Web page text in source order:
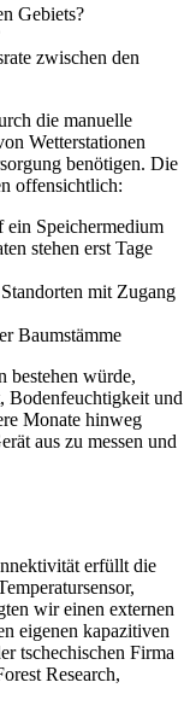
Gebiets?
zwischen den
die manuelle
Wetterstationen
benötigen. Die
offensichtlich:
ein Speichermedium
stehen erst Tage
mit Zugang
Baumstämme
bestehen würde,
Bodenfeuchtigkeit und
Monate hinweg
aus zu messen und
erfüllt die
wir einen externen
eigenen kapazitiven
tschechischen Firma
Research,